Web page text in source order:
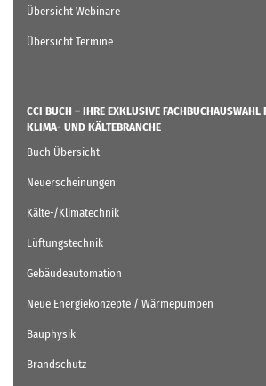
Übersicht Webinare
Übersicht Termine
CCI BUCH – IHRE EXKLUSIVE FACHBUCHAUSWAHL
KLIMA- UND KÄLTEBRANCHE
Buch Übersicht
Neuerscheinungen
Kälte-/Klimatechnik
Lüftungstechnik
Gebäudeautomation
Neue Energiekonzepte / Wärmepumpen
Bauphysik
Brandschutz